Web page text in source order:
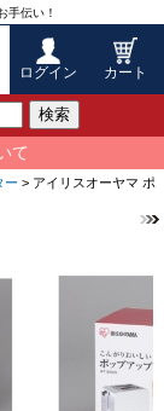
手伝い！
ログイン カート
検索
て
ー > アイリスオーヤマ ポ